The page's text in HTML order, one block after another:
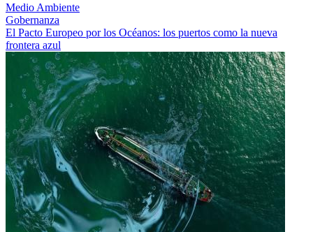
Medio Ambiente
Gobernanza
El Pacto Europeo por los Océanos: los puertos como la nueva
frontera azul